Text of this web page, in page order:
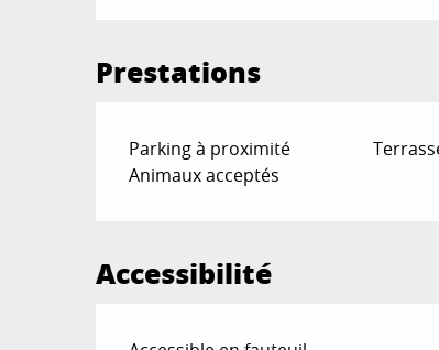
Prestations
Parking à proximité
Animaux acceptés
Accessibilité